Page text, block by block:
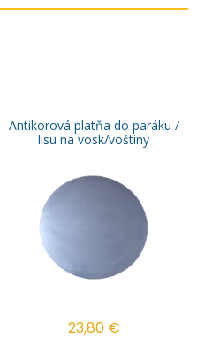
Antikorová platňa do paráku /
lisu na vosk/voštiny
23,80 €